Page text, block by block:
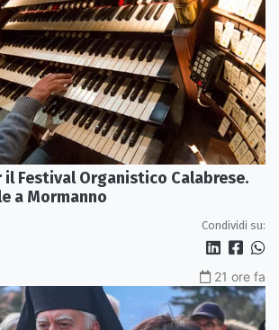
il Festival Organistico Calabrese.
a Mormanno
Condividi su:
21 ore fa